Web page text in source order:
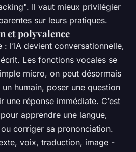
Il vaut mieux privilégier
sur leurs pratiques.
et polyvalence
: l’IA devient conversationnelle,
Les fonctions vocales se
micro, on peut désormais
un humain, poser une question
une réponse immédiate. C’est
apprendre une langue,
corriger sa prononciation.
voix, traduction, image -